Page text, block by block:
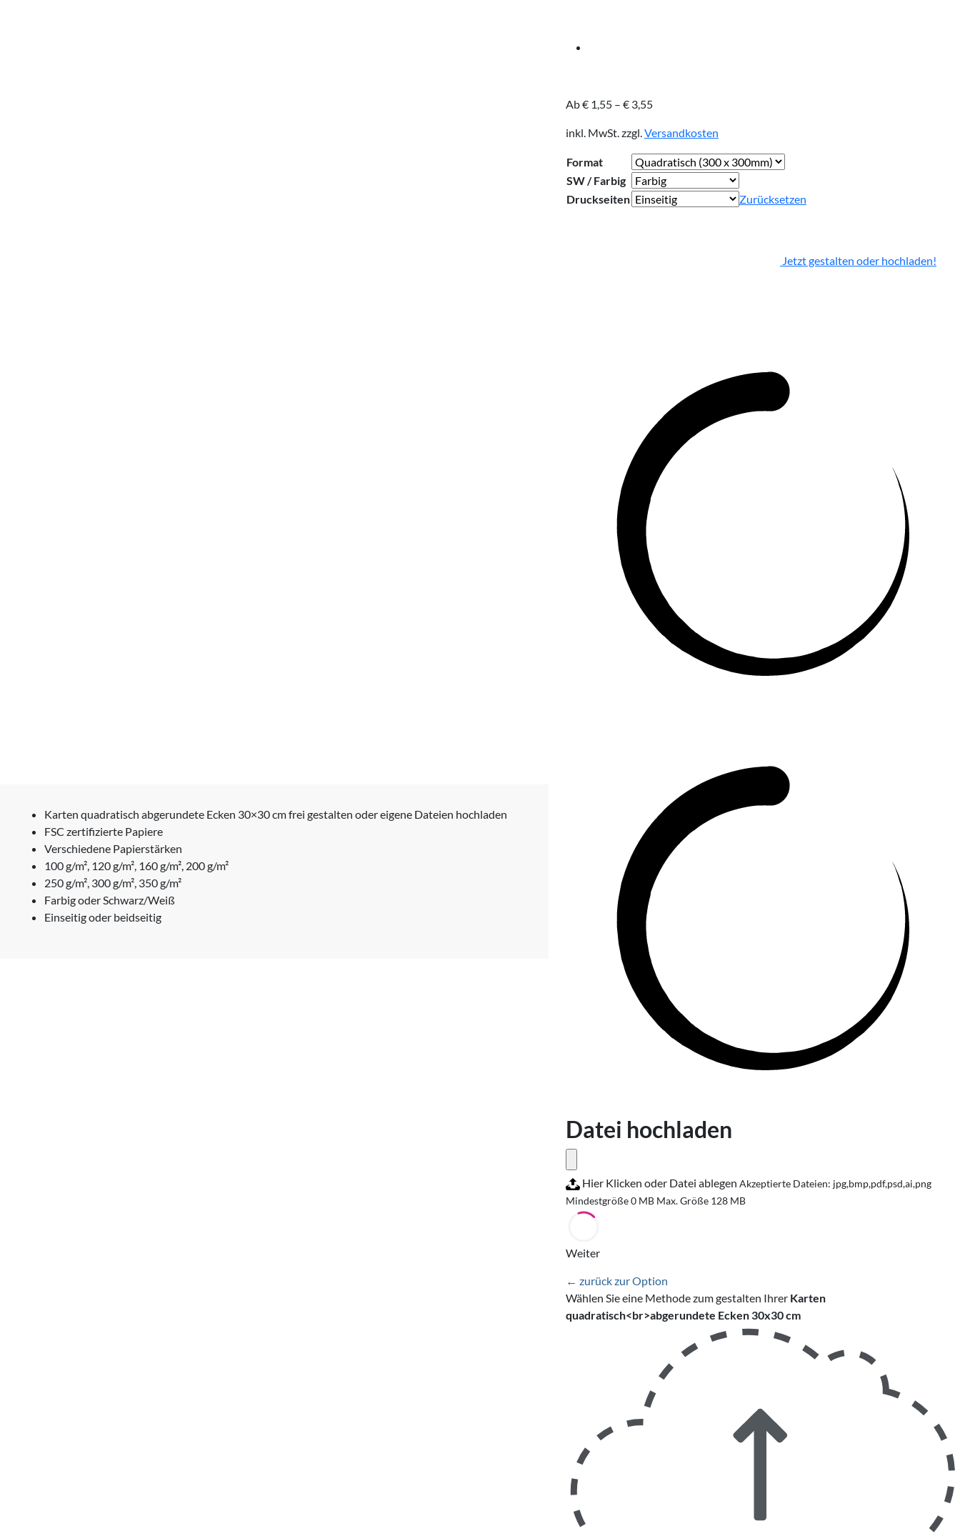
Karten quadratisch abgerundete Ecken 30×30 cm frei gestalten oder eigene Dateien hochladen
FSC zertifizierte Papiere
Verschiedene Papierstärken
100 g/m², 120 g/m², 160 g/m², 200 g/m²
250 g/m², 300 g/m², 350 g/m²
Farbig oder Schwarz/Weiß
Einseitig oder beidseitig
Ab€ 1,55 – € 3,55
inkl. MwSt.zzgl.Versandkosten
Format
SW / Farbig
Druckseiten
Zurücksetzen
Jetzt gestalten oder hochladen!
Datei hochladen
Hier Klicken oder Datei ablegen Akzeptierte Dateien: jpg,bmp,pdf,psd,ai,png
Mindestgröße 0 MB Max. Größe 128 MB
Weiter
← zurück zur Option
Wählen Sie eine Methode zum gestalten Ihrer Karten
quadratisch<br>abgerundete Ecken 30x30 cm